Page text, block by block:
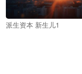
派生资本 新生儿1